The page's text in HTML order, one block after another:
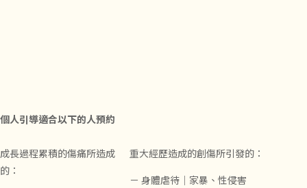
個人引導適合以下的人預約
成長過程累積的傷痛所造成
的：
重大經歷造成的創傷所引發的：
－ 身體虐待｜家暴、性侵害